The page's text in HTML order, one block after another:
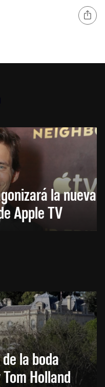
la nueva
Apple TV
la boda
Holland